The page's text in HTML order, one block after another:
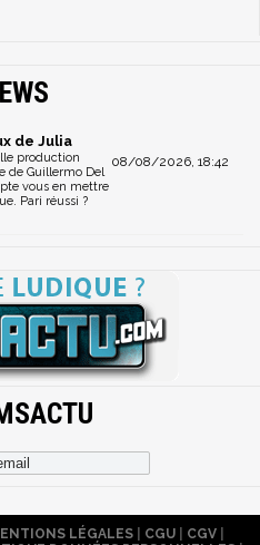
de Julia
08/08/2026, 18:42
production
de Guillermo Del
vous en mettre
Pari réussi ?
LÉGALES| CGU| CGV|